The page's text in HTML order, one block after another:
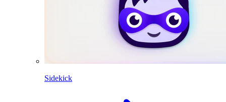
Sidekick